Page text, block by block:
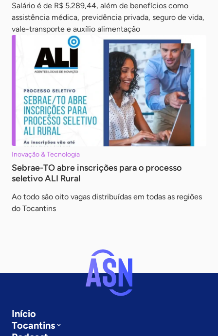
Salário é de R$ 5.289,44, além de benefícios como
assistência médica, previdência privada, seguro de vida,
vale-transporte e auxílio alimentação
Inovação & Tecnologia
Sebrae-TO abre inscrições para o processo
seletivo ALI Rural
Ao todo são oito vagas distribuídas em todas as regiões
do Tocantins
Início
Tocantins